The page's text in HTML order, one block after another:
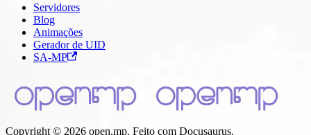
Servidores
Blog
Animações
Gerador de UID
SA-MP
Copyright © 2026 open.mp. Feito com Docusaurus.